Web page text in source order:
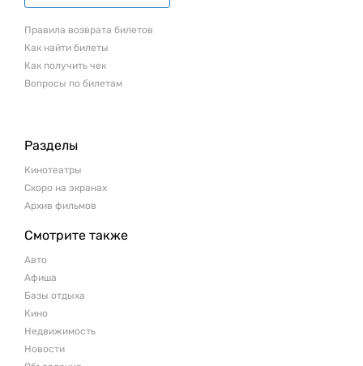
Правила возврата билетов
Как найти билеты
Как получить чек
Вопросы по билетам
Разделы
Кинотеатры
Скоро на экранах
Архив фильмов
Смотрите также
Авто
Афиша
Базы отдыха
Кино
Недвижимость
Новости